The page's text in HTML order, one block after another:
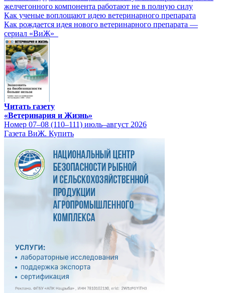
желчегонного компонента работают не в полную силу
Как ученые воплощают идею ветеринарного препарата
Как рождается идея нового ветеринарного препарата —
сериал «ВиЖ»
Читать газету
«Ветеринария и Жизнь»
Номер 07–08 (110–111) июль–август 2026
Газета ВиЖ. Купить